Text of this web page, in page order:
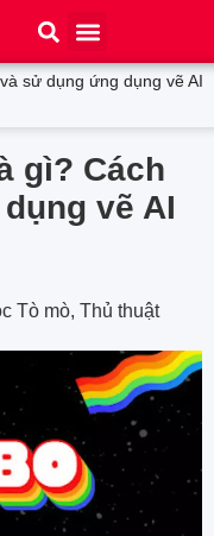
sử dụng ứng dụng vẽ AI
gì? Cách
vẽ AI
Tò mò, Thủ thuật